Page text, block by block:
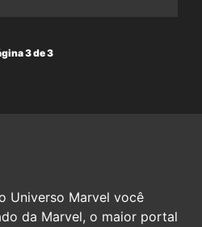
3 de 3
Universo Marvel você
da Marvel, o maior portal